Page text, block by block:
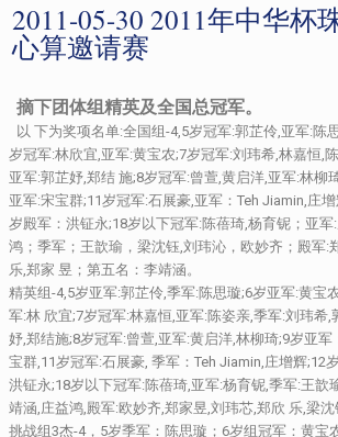
2011-05-30 2011年中华杯
心算邀请赛
摘下团体组精英及全国总冠军。
以 下为奖项名单:全国组-4,5岁冠军:郭芷伶,亚军:陈
岁冠军:林欣宜,亚军:黄宝农;7岁冠军:刘玮希,林嘉恒,
亚军:郭芷妤,郑结 施;8岁冠军:曾萱,黄启洋,亚军:林柳
亚军:宋宝群;11岁冠军:石展豪,亚军：Teh Jiamin,庄
岁殿军：洪钲永;18岁以下冠军:陈蓓琦,杨育铌；亚军
鸿；季军；王歆瑜，梁沈钰,刘玮沁，欧妙齐；殿军:
乐,郑家 昱；第五名：李靖涵。
精英组-4,5岁亚军:郭芷伶,季军:陈思璇;6岁亚军:黄宝
军:林 欣宜;7岁冠军:林嘉恒,亚军:陈姿亲,季军:刘玮希,
妤,郑结施;8岁冠军:曾萱,亚军:黄启洋,林柳琦;9岁亚军
宝群,11岁冠军:石展豪, 季军：Teh Jiamin,庄增辉;12
洪钲永;18岁以下冠军:陈蓓琦,亚军:杨育铌,季军:王歆
靖涵,庄益鸿,殿军:欧妙齐,郑家昱,刘玮芯,郑欣 乐,梁沈
挑战组3杰-4，5岁季军：陈思璇；6岁组冠军：黄宝